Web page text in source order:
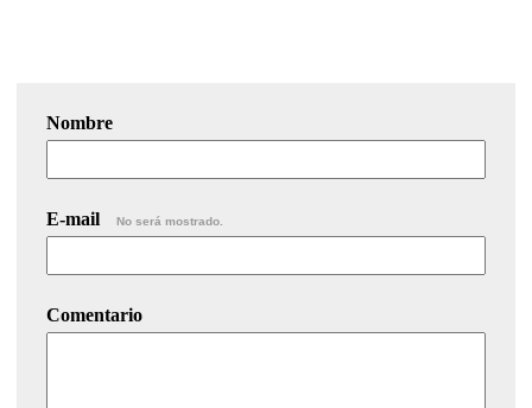
Nombre
E-mail No será mostrado.
Comentario